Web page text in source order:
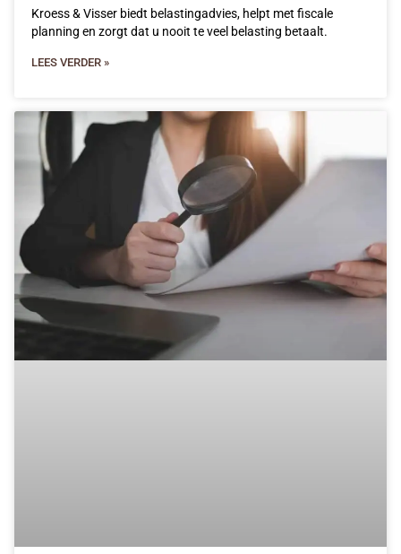
Kroess & Visser biedt belastingadvies, helpt met fiscale
planning en zorgt dat u nooit te veel belasting betaalt.
LEES VERDER »